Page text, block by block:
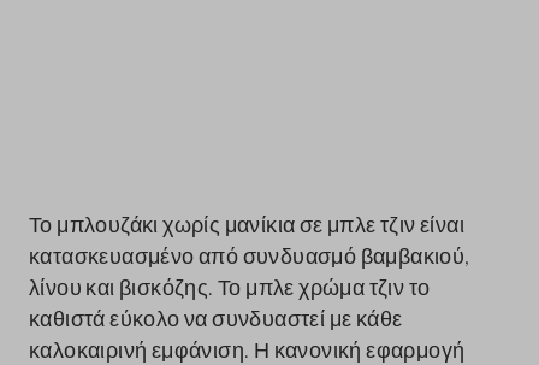
Το μπλουζάκι χωρίς μανίκια σε μπλε τζιν είναι
κατασκευασμένο από συνδυασμό βαμβακιού,
λίνου και βισκόζης. Το μπλε χρώμα τζιν το
καθιστά εύκολο να συνδυαστεί με κάθε
καλοκαιρινή εμφάνιση. Η κανονική εφαρμογή